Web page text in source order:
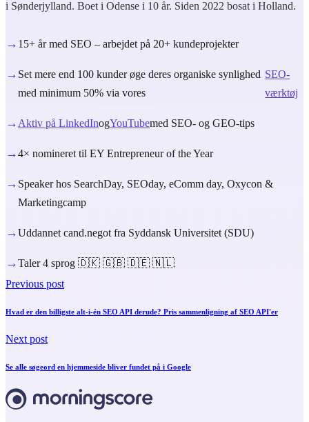
i Sønderjylland. Boet i Odense i 10 år. Siden 2022 bosat i Holland.
→ 15+ år med SEO – arbejdet på 20+ kundeprojekter
→ Set mere end 100 kunder øge deres organiske synlighed
med minimum 50% via vores
SEO-
værktøj
→ Aktiv på LinkedInogYouTubemed SEO- og GEO-tips
→4× nomineret til EY Entrepreneur of the Year
→ Speaker hos SearchDay, SEOday, eComm day, Oxycon &
Marketingcamp
→Uddannet cand.negot fra Syddansk Universitet (SDU)
→Taler 4 sprog 🇩🇰 🇬🇧 🇩🇪 🇳🇱
Previous post
Hvad er den billigste alt-i-én SEO API derude? Pris sammenligning af SEO API'er
Next post
Se alle søgeord en hjemmeside bliver fundet på i Google